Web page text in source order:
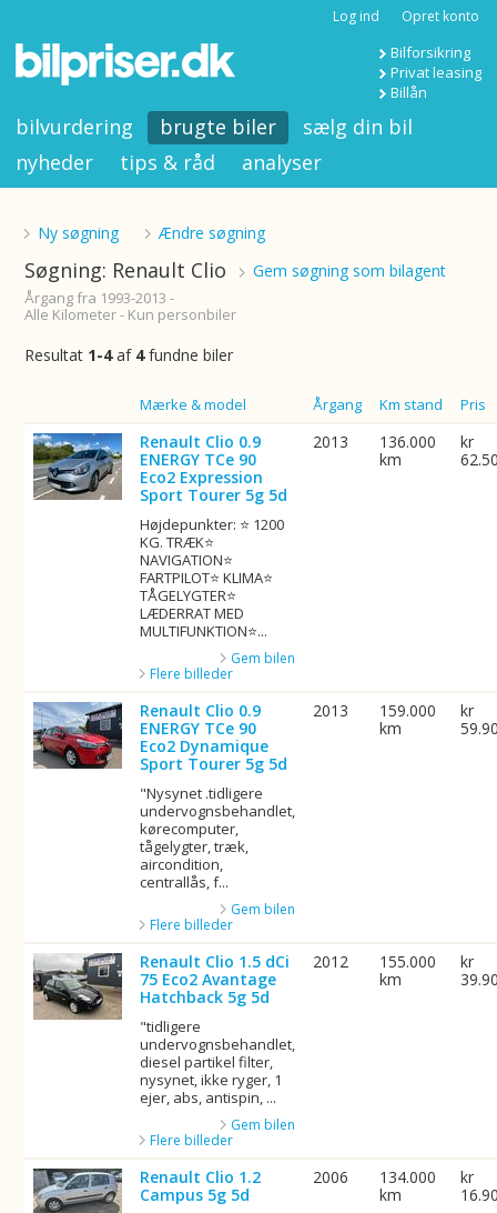
Log ind Opret konto
Bilforsikring
Privat leasing
Billån
bilvurdering brugte biler
sælg din bil
nyheder
tips & råd analyser
Ny søgning Ændre søgning
Søgning: Renault Clio Gem søgning som bilagent
Årgang fra 1993-2013 -
Alle Kilometer - Kun personbiler
Resultat 1-4af 4fundne biler
Mærke & model Årgang Km stand Pris
Renault Clio 0.9
ENERGY TCe 90
Eco2 Expression
Sport Tourer 5g 5d
Højdepunkter: ⭐ 1200
KG. TRÆK⭐
NAVIGATION⭐
FARTPILOT⭐ KLIMA⭐
TÅGELYGTER⭐
LÆDERRAT MED
MULTIFUNKTION⭐...
Gem bilen
Flere billeder
2013
136.000
km
kr
Renault Clio 0.9
ENERGY TCe 90
Eco2 Dynamique
Sport Tourer 5g 5d
"Nysynet .tidligere
undervognsbehandlet,
kørecomputer,
tågelygter, træk,
aircondition,
centrallås, f...
Gem bilen
Flere billeder
2013
159.000
km
kr
Renault Clio 1.5 dCi
75 Eco2 Avantage
Hatchback 5g 5d
"tidligere
undervognsbehandlet,
diesel partikel filter,
nysynet, ikke ryger, 1
ejer, abs, antispin, ...
Gem bilen
Flere billeder
2012
155.000
km
kr
Renault Clio 1.2
Campus 5g 5d
2006
134.000
km
kr